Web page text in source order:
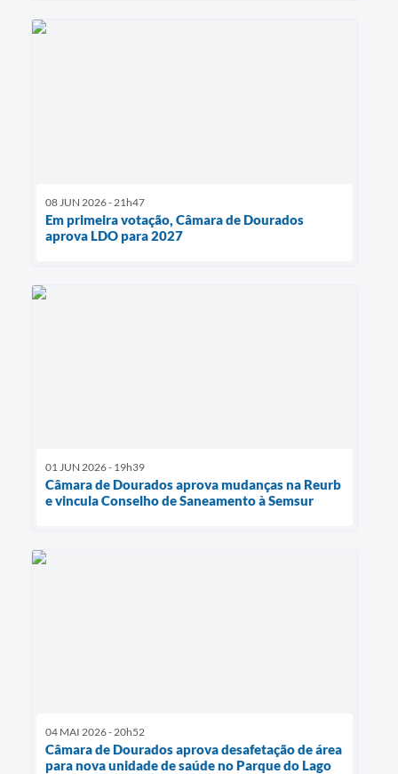
08 JUN 2026 - 21h47
Em primeira votação, Câmara de Dourados
aprova LDO para 2027
01 JUN 2026 - 19h39
Câmara de Dourados aprova mudanças na Reurb
e vincula Conselho de Saneamento à Semsur
04 MAI 2026 - 20h52
Câmara de Dourados aprova desafetação de área
para nova unidade de saúde no Parque do Lago